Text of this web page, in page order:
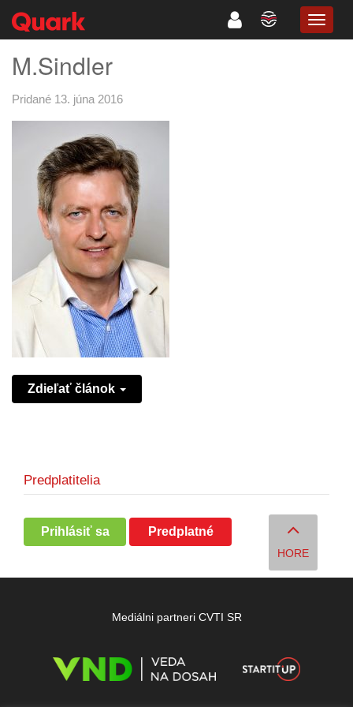
M.Sindler
Pridané 13. júna 2016
Zdieľať článok
Predplatitelia
Prihlásiť sa Predplatné
HORE
Mediálni partneri CVTI SR